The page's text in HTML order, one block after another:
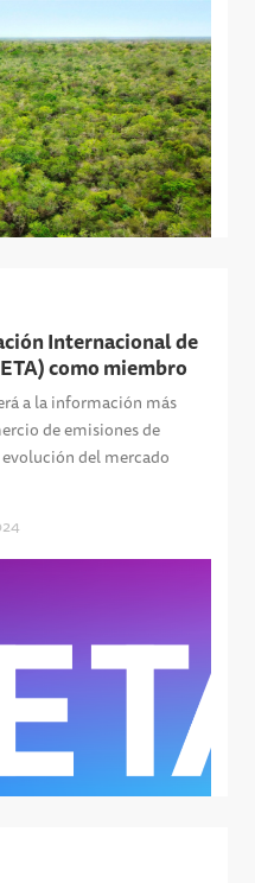
Internacional de
como miembro
a la información más
de emisiones de
del mercado